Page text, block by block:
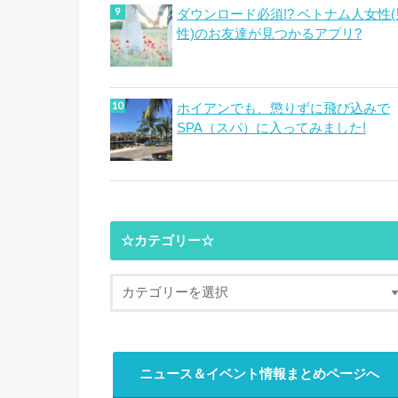
ダウンロード必須!? ベトナム人女性(
性)のお友達が見つかるアプリ?
ホイアンでも、懲りずに飛び込みで
SPA（スパ）に入ってみました!
☆カテゴリー☆
ニュース＆イベント情報まとめページへ